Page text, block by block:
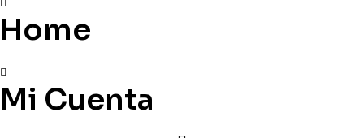
Home
Mi Cuenta